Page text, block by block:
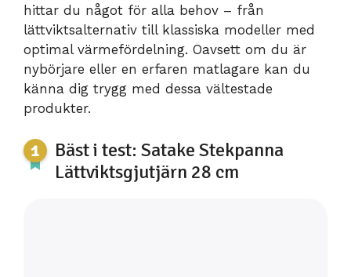
hittar du något för alla behov – från
lättviktsalternativ till klassiska modeller med
optimal värmefördelning. Oavsett om du är
nybörjare eller en erfaren matlagare kan du
känna dig trygg med dessa vältestade
produkter.
Bäst i test: Satake Stekpanna
Lättviktsgjutjärn 28 cm